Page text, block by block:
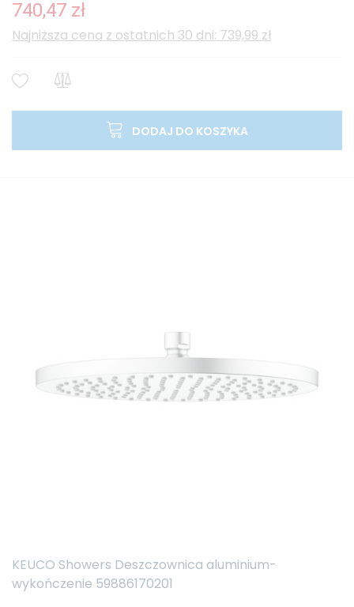
740,47 zł
Najniższa cena z ostatnich 30 dni: 739,99 zł
DODAJ DO KOSZYKA
KEUCO Showers Deszczownica aluminium-
wykończenie 59886170201